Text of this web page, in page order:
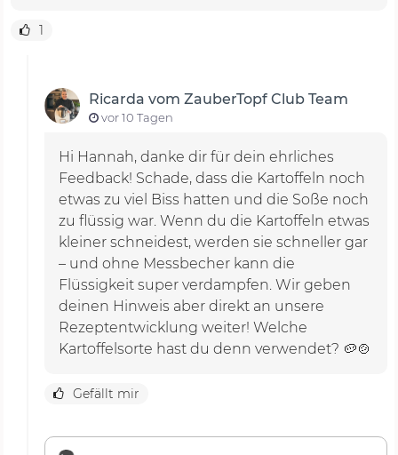
1
Ricarda vom ZauberTopf Club Team
vor 10 Tagen
Hi Hannah, danke dir für dein ehrliches
Feedback! Schade, dass die Kartoffeln noch
etwas zu viel Biss hatten und die Soße noch
zu flüssig war. Wenn du die Kartoffeln etwas
kleiner schneidest, werden sie schneller gar
– und ohne Messbecher kann die
Flüssigkeit super verdampfen. Wir geben
deinen Hinweis aber direkt an unsere
Rezeptentwicklung weiter! Welche
Kartoffelsorte hast du denn verwendet? 🥔🍲
Gefällt mir